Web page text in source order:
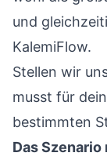
und
KalemiFlow.
Stellen wir
musst für
bestimmten
Das